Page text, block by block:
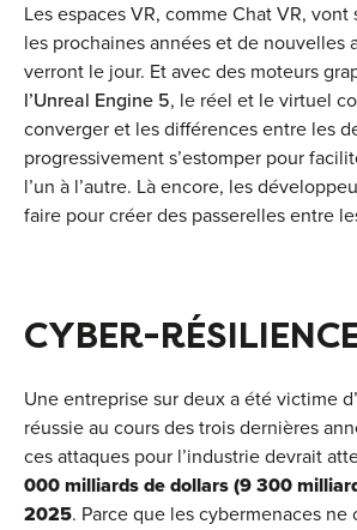
Les espaces VR, comme Chat VR, vont
les prochaines années et de nouvelles
verront le jour. Et avec des moteurs
l’Unreal Engine 5, le réel et le virtuel
converger et les différences entre les
progressivement s’estomper pour
l’un à l’autre. Là encore, les
faire pour créer des passerelles entre
CYBER-
Une entreprise sur deux a été victime
réussie au cours des trois dernières
ces attaques pour l’industrie devrait
000 milliards de dollars (9 300
2025. Parce que les cybermenaces ne